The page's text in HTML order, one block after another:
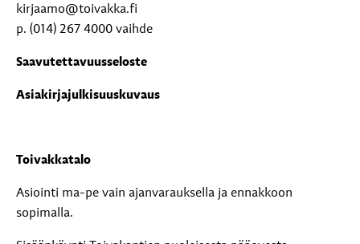
kirjaamo@toivakka.fi
p. (014) 267 4000 vaihde
Saavutettavuusseloste
Asiakirjajulkisuuskuvaus
Toivakkatalo
Asiointi ma-pe vain ajanvarauksella ja ennakkoon
sopimalla.